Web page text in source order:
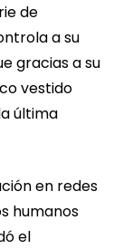
de
a su
gracias a su
vestido
última
en redes
humanos
el